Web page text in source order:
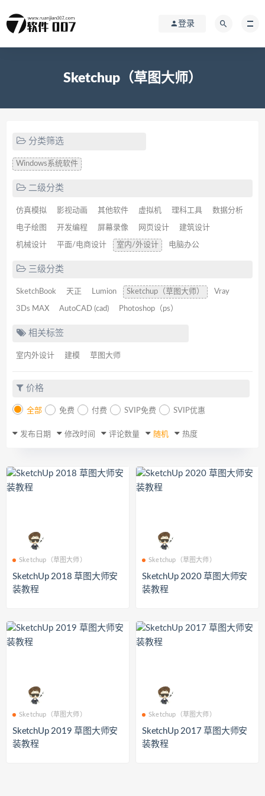
登录
Sketchup（草图大师）
分类筛选
Windows系统软件
二级分类
仿真模拟 影视动画 其他软件 虚拟机 理科工具 数据分析
电子绘图 开发编程 屏幕录像 网页设计 建筑设计
机械设计 平面/电商设计 室内/外设计 电脑办公
三级分类
SketchBook 天正 Lumion Sketchup（草图大师） Vray
3Ds MAX AutoCAD (cad) Photoshop（ps）
相关标签
室内外设计 建模 草图大师
价格
全部 免费 付费 SVIP免费 SVIP优惠
发布日期 修改时间 评论数量 随机 热度
Sketchup（草图大师）
SketchUp 2018 草图大师安
装教程
Sketchup（草图大师）
SketchUp 2020 草图大师安
装教程
Sketchup（草图大师）
SketchUp 2019 草图大师安
装教程
Sketchup（草图大师）
SketchUp 2017 草图大师安
装教程